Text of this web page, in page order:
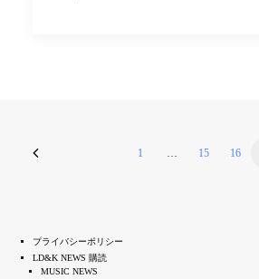
1 15 16
プライバシーポリシー
LD&K NEWS 購読
MUSIC NEWS